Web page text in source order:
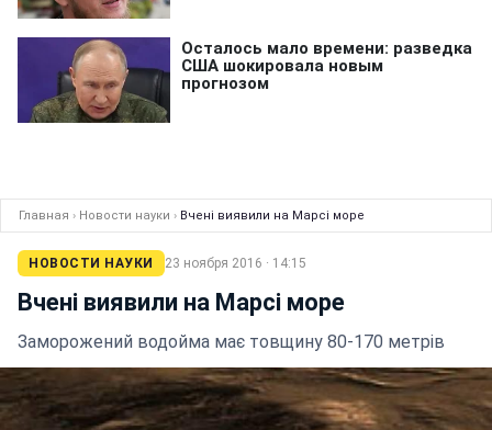
Главная › Новости науки › Вчені виявили на Марсі море
НОВОСТИ НАУКИ 23 ноября 2016 · 14:15
Вчені виявили на Марсі море
Заморожений водойма має товщину 80-170 метрів